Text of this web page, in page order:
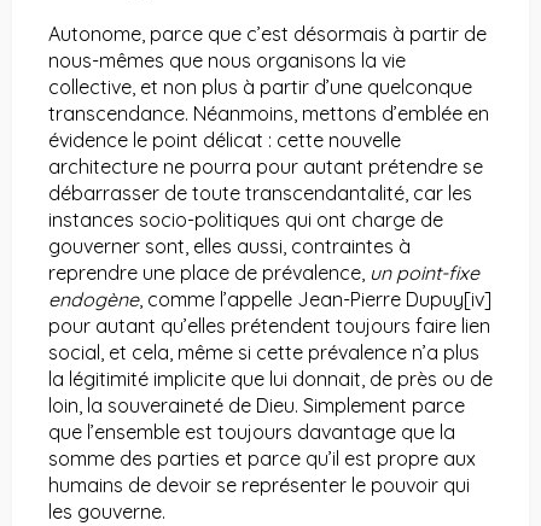
Autonome, parce que c’est désormais à partir de
nous-mêmes que nous organisons la vie
collective, et non plus à partir d’une quelconque
transcendance. Néanmoins, mettons d’emblée en
évidence le point délicat : cette nouvelle
architecture ne pourra pour autant prétendre se
débarrasser de toute transcendantalité, car les
instances socio-politiques qui ont charge de
gouverner sont, elles aussi, contraintes à
reprendre une place de prévalence, un point-fixe
endogène, comme l’appelle Jean-Pierre Dupuy[iv]
pour autant qu’elles prétendent toujours faire lien
social, et cela, même si cette prévalence n’a plus
la légitimité implicite que lui donnait, de près ou de
loin, la souveraineté de Dieu. Simplement parce
que l’ensemble est toujours davantage que la
somme des parties et parce qu’il est propre aux
humains de devoir se représenter le pouvoir qui
les gouverne.